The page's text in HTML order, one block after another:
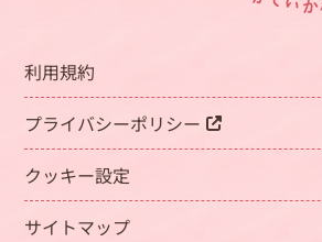
利用規約
プライバシーポリシー
クッキー設定
サイトマップ